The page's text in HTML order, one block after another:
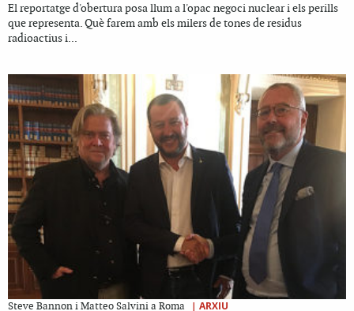
El reportatge d'obertura posa llum a l'opac negoci nuclear i els perills
que representa. Què farem amb els milers de tones de residus
radioactius i...
Steve Bannon i Matteo Salvini a Roma | ARXIU